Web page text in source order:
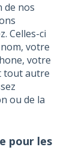
de nos
Celles-ci
votre
votre
tout autre
ou de la
pour les